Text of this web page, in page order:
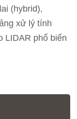
(hybrid),
xử lý tính
LIDAR phổ biến